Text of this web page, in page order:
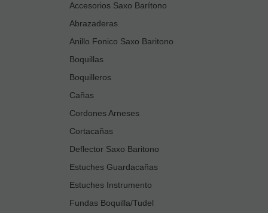
Accesorios Saxo Barítono
Abrazaderas
Anillo Fonico Saxo Baritono
Boquillas
Boquilleros
Cañas
Cordones Arneses
Cortacañas
Deflector Saxo Baritono
Estuches Guardacañas
Estuches Instrumento
Fundas Boquilla/Tudel